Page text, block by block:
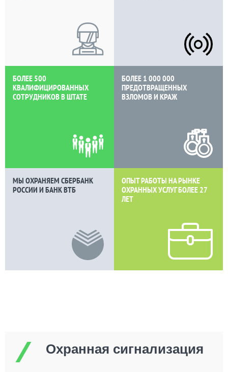
БОЛЕЕ 500
КВАЛИФИЦИРОВАННЫХ
СОТРУДНИКОВ В ШТАТЕ
БОЛЕЕ 1 000 000
ПРЕДОТВРАЩЕННЫХ
ВЗЛОМОВ И КРАЖ
МЫ ОХРАНЯЕМ СБЕРБАНК
РОССИИ И БАНК ВТБ
ОПЫТ РАБОТЫ НА РЫНКЕ
ОХРАННЫХ УСЛУГ БОЛЕЕ 27
ЛЕТ
Охранная сигнализация